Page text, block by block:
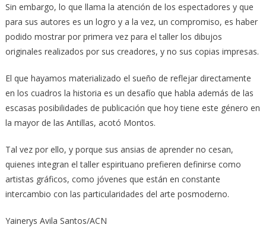
Sin embargo, lo que llama la atención de los espectadores y que
para sus autores es un logro y a la vez, un compromiso, es haber
podido mostrar por primera vez para el taller los dibujos
originales realizados por sus creadores, y no sus copias impresas.
El que hayamos materializado el sueño de reflejar directamente
en los cuadros la historia es un desafío que habla además de las
escasas posibilidades de publicación que hoy tiene este género en
la mayor de las Antillas, acotó Montos.
Tal vez por ello, y porque sus ansias de aprender no cesan,
quienes integran el taller espirituano prefieren definirse como
artistas gráficos, como jóvenes que están en constante
intercambio con las particularidades del arte posmoderno.
Yainerys Avila Santos/ACN